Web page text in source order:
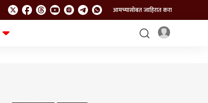
आमच्यासोबत जाहिरात करा